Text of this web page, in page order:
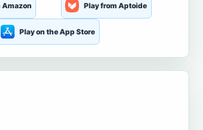
Amazon Play from Aptoide
Play on the App Store